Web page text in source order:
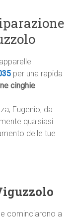
per una rapida
cinghie
Eugenio, da
qualsiasi
delle tue
cominciarono a